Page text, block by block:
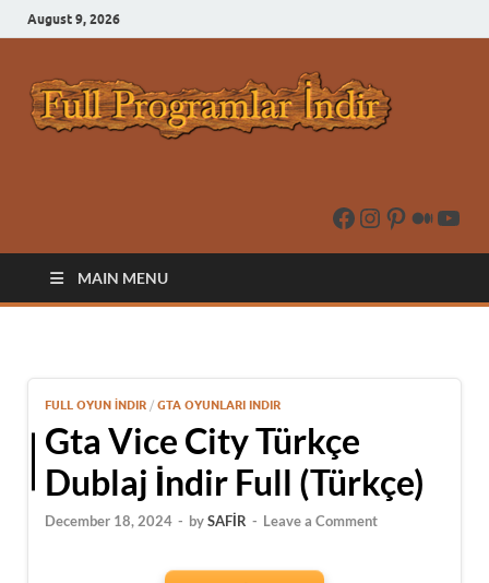
August 9, 2026
İndir
MAIN MENU
FULL OYUN İNDIR / GTA OYUNLARI INDIR
Gta Vice City Türkçe
Dublaj İndir Full (Türkçe)
December 18, 2024 - bySAFİR - Leave a Comment